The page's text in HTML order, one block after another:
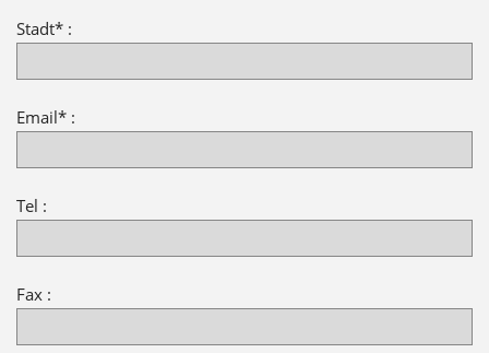
Stadt* :
Email* :
Tel :
Fax :